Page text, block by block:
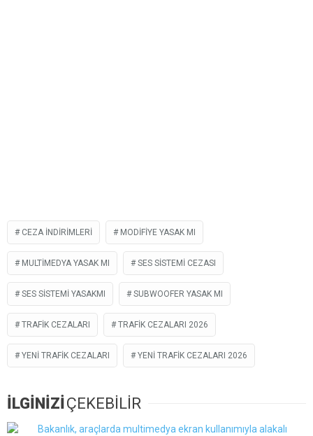
CEZA INDIRIMLERI MODIFIYE YASAK MI
MULTIMEDYA YASAK MI SES SISTEMI CEZASI
SES SISTEMI YASAKMI SUBWOOFER YASAK MI
TRAFIK CEZALARI TRAFIK CEZALARI 2026
YENI TRAFIK CEZALARI YENI TRAFIK CEZALARI 2026
İLGİNİZİ ÇEKEBİLİR